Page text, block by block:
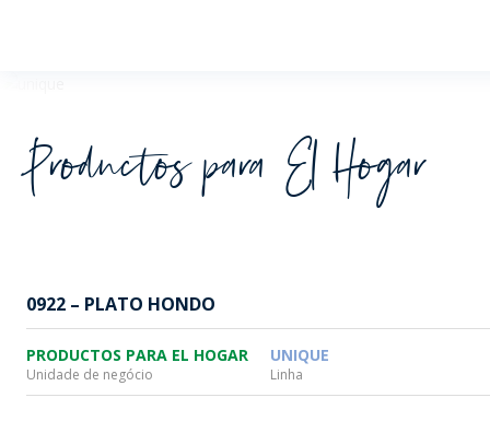
Productos para El Hogar
0922 – PLATO HONDO
PRODUCTOS PARA EL HOGAR
Unidade de negócio
UNIQUE
Linha